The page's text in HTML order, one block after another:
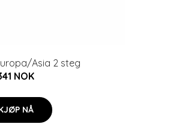
Asia 2 steg
NOK
NÅ